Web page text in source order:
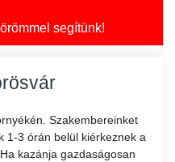
segítünk!
Szakembereinket
1-3 órán belül kiérkeznek a
kazánja gazdaságosan